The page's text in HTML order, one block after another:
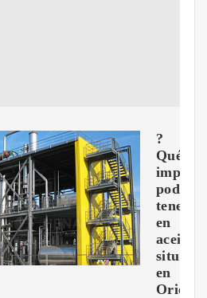
?
Qué
podría
tener
en
aceite
en
Oriente